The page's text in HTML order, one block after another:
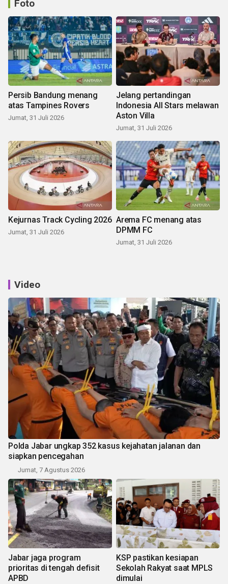
Foto
Persib Bandung menang
atas Tampines Rovers
Jumat, 31 Juli 2026
Jelang pertandingan
Indonesia All Stars melawan
Aston Villa
Jumat, 31 Juli 2026
Kejurnas Track Cycling 2026
Jumat, 31 Juli 2026
Arema FC menang atas
DPMM FC
Jumat, 31 Juli 2026
Video
Polda Jabar ungkap 352 kasus kejahatan jalanan dan
siapkan pencegahan
Jumat, 7 Agustus 2026
Jabar jaga program
prioritas di tengah defisit
APBD
KSP pastikan kesiapan
Sekolah Rakyat saat MPLS
dimulai